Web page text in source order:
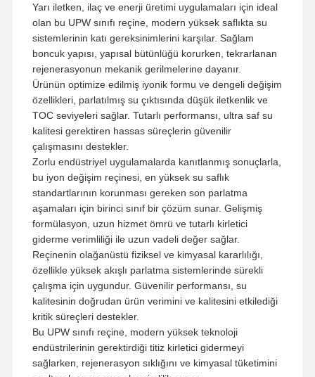
Ultra saf su filtrasyon sistemi
Ultra Saf RO Su Sistemi
Endüstriyel Su Temizleme Sistemi
Deiyonize Su Makinesi
Su Temizleme Tüketicileri
Su Temizleme Sistemi Aksesuarları
Yarı iletken, ilaç ve enerji üretimi uygulamaları için ideal
olan bu UPW sınıfı reçine, modern yüksek saflıkta su
sistemlerinin katı gereksinimlerini karşılar. Sağlam
boncuk yapısı, yapısal bütünlüğü korurken, tekrarlanan
rejenerasyonun mekanik gerilmelerine dayanır.
Ürünün optimize edilmiş iyonik formu ve dengeli değişim
özellikleri, parlatılmış su çıktısında düşük iletkenlik ve
TOC seviyeleri sağlar. Tutarlı performansı, ultra saf su
kalitesi gerektiren hassas süreçlerin güvenilir
çalışmasını destekler.
Zorlu endüstriyel uygulamalarda kanıtlanmış sonuçlarla,
bu iyon değişim reçinesi, en yüksek su saflık
standartlarının korunması gereken son parlatma
aşamaları için birinci sınıf bir çözüm sunar. Gelişmiş
formülasyon, uzun hizmet ömrü ve tutarlı kirletici
giderme verimliliği ile uzun vadeli değer sağlar.
Reçinenin olağanüstü fiziksel ve kimyasal kararlılığı,
özellikle yüksek akışlı parlatma sistemlerinde sürekli
çalışma için uygundur. Güvenilir performansı, su
kalitesinin doğrudan ürün verimini ve kalitesini etkilediği
kritik süreçleri destekler.
Bu UPW sınıfı reçine, modern yüksek teknoloji
endüstrilerinin gerektirdiği titiz kirletici gidermeyi
sağlarken, rejenerasyon sıklığını ve kimyasal tüketimini